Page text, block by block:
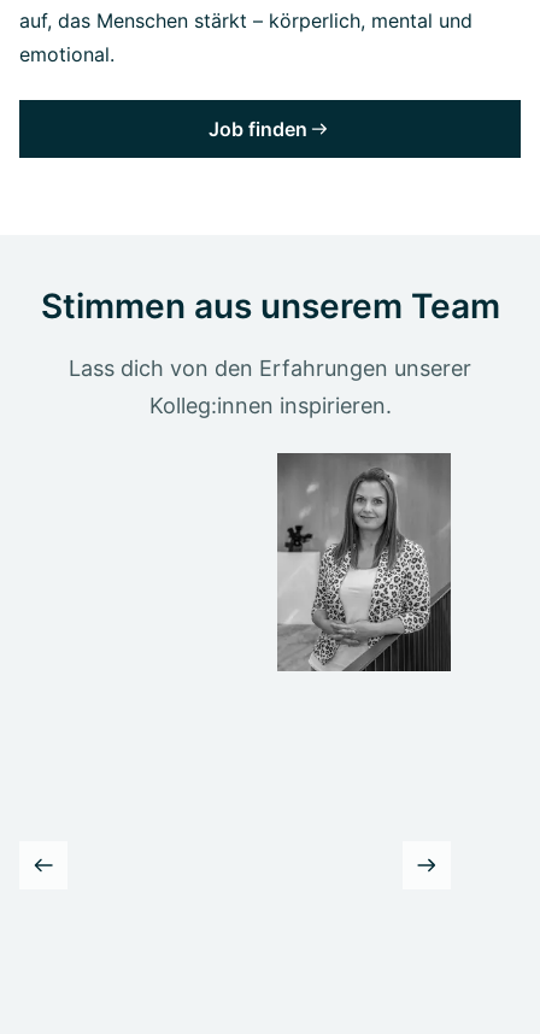
auf, das Menschen stärkt – körperlich, mental und
emotional.
Job finden
Stimmen aus unserem Team
Lass dich von den Erfahrungen unserer
Kolleg:innen inspirieren.